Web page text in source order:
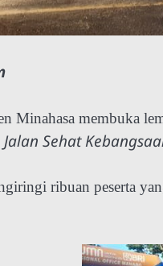
Minahasa membuka
Jalan Sehat
ribuan peserta